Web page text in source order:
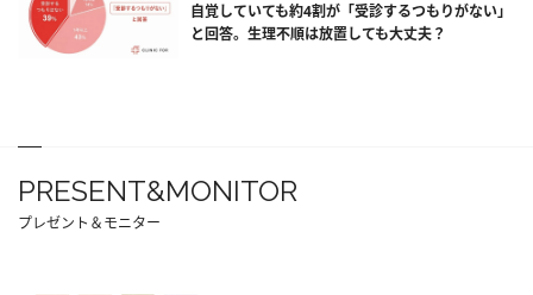
自覚していても約4割が「受診するつもりがない」
と回答。生理不順は放置しても大丈夫？
PRESENT&MONITOR
プレゼント＆モニター